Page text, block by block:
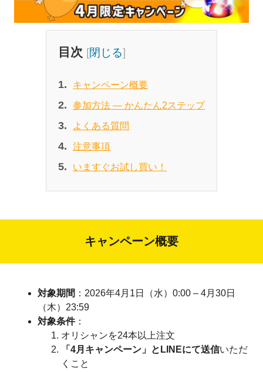
目次 [閉じる]
キャンペーン概要
参加方法 ― かんたん2ステップ
よくある質問
注意事項
いますぐお試し買い！
キャンペーン概要
対象期間 ：2026年4月1日（水）0:00 – 4月30日
（木）23:59
対象条件：
オリシャンを24本以上注文
「4月キャンペーン」とLINEにて送信いただ
くこと